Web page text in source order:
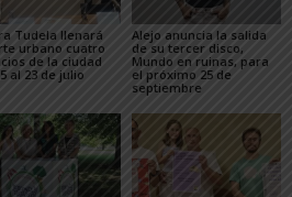
Tudela llenará
urbano cuatro
de la ciudad
al 23 de julio
Alejo anuncia la salida
de su tercer disco,
Mundo en ruinas, para
el próximo 25 de
septiembre